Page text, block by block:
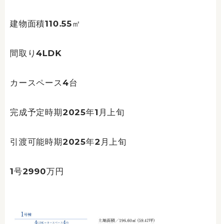
建物面積110.55㎡
間取り4LDK
カースペース4台
完成予定時期2025年1月上旬
引渡可能時期2025年2月上旬
1号2990万円